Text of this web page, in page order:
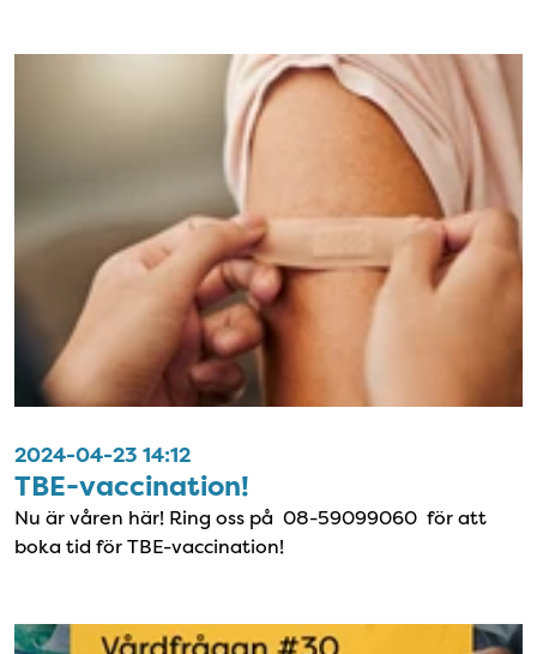
2024-04-23 14:12
TBE-vaccination!
Nu är våren här! Ring oss på 08-59099060 för att
boka tid för TBE-vaccination!